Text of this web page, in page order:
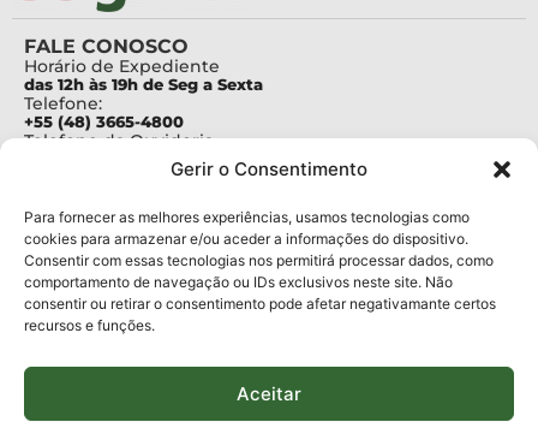
Gerir o Consentimento
Para fornecer as melhores experiências, usamos tecnologias como
cookies para armazenar e/ou aceder a informações do dispositivo.
Consentir com essas tecnologias nos permitirá processar dados, como
comportamento de navegação ou IDs exclusivos neste site. Não
consentir ou retirar o consentimento pode afetar negativamante certos
recursos e funções.
Aceitar
FALE CONOSCO
Horário de Expediente
das 12h às 19h de Seg a Sexta
Telefone:
+55 (48) 3665-4800
Telefone da Ouvidoria
Para assuntos relacionados à Pesquisa
pesquisa@fapesc.sc.gov.br
Para assuntos relacionados à Inovação
inovacao@fapesc.sc.gov.br
Para assuntos relacionados à Bolsas
bolsas@fapesc.sc.gov.br
Para assuntos relacionados à Prestação de Contas
Para assuntos relacionados à Plataforma
plataforma@fapesc.sc.gov.br